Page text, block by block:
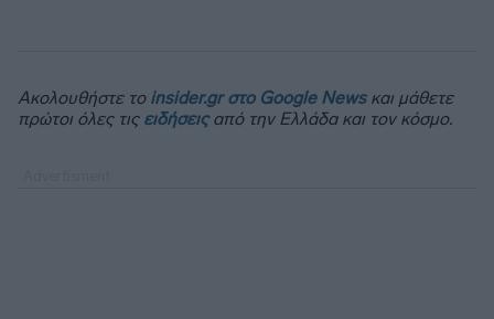
Ακολουθήστε το insider.gr στο Google Newsκαι μάθετε
πρώτοι όλες τις ειδήσειςαπό την Ελλάδα και τον κόσμο.